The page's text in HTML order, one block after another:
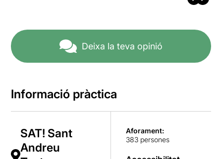
Deixa la teva opinió
Informació pràctica
SAT! Sant
Andreu
Aforament:
383 persones